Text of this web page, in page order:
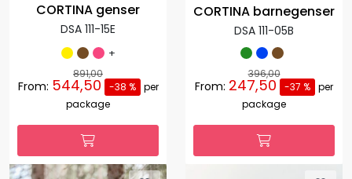
CORTINA genser
DSA 111-15E
+
891,00
From: 544,50 -38 %
per
package
CORTINA barnegenser
DSA 111-05B
396,00
From: 247,50 -37 % per
package